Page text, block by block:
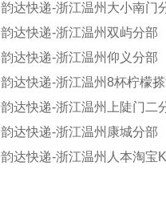
韵达快递-浙江温州大小南门
韵达快递-浙江温州双屿分部
韵达快递-浙江温州仰义分部
韵达快递-浙江温州8杯柠檬
韵达快递-浙江温州上陡门二
韵达快递-浙江温州康城分部
韵达快递-浙江温州人本淘宝